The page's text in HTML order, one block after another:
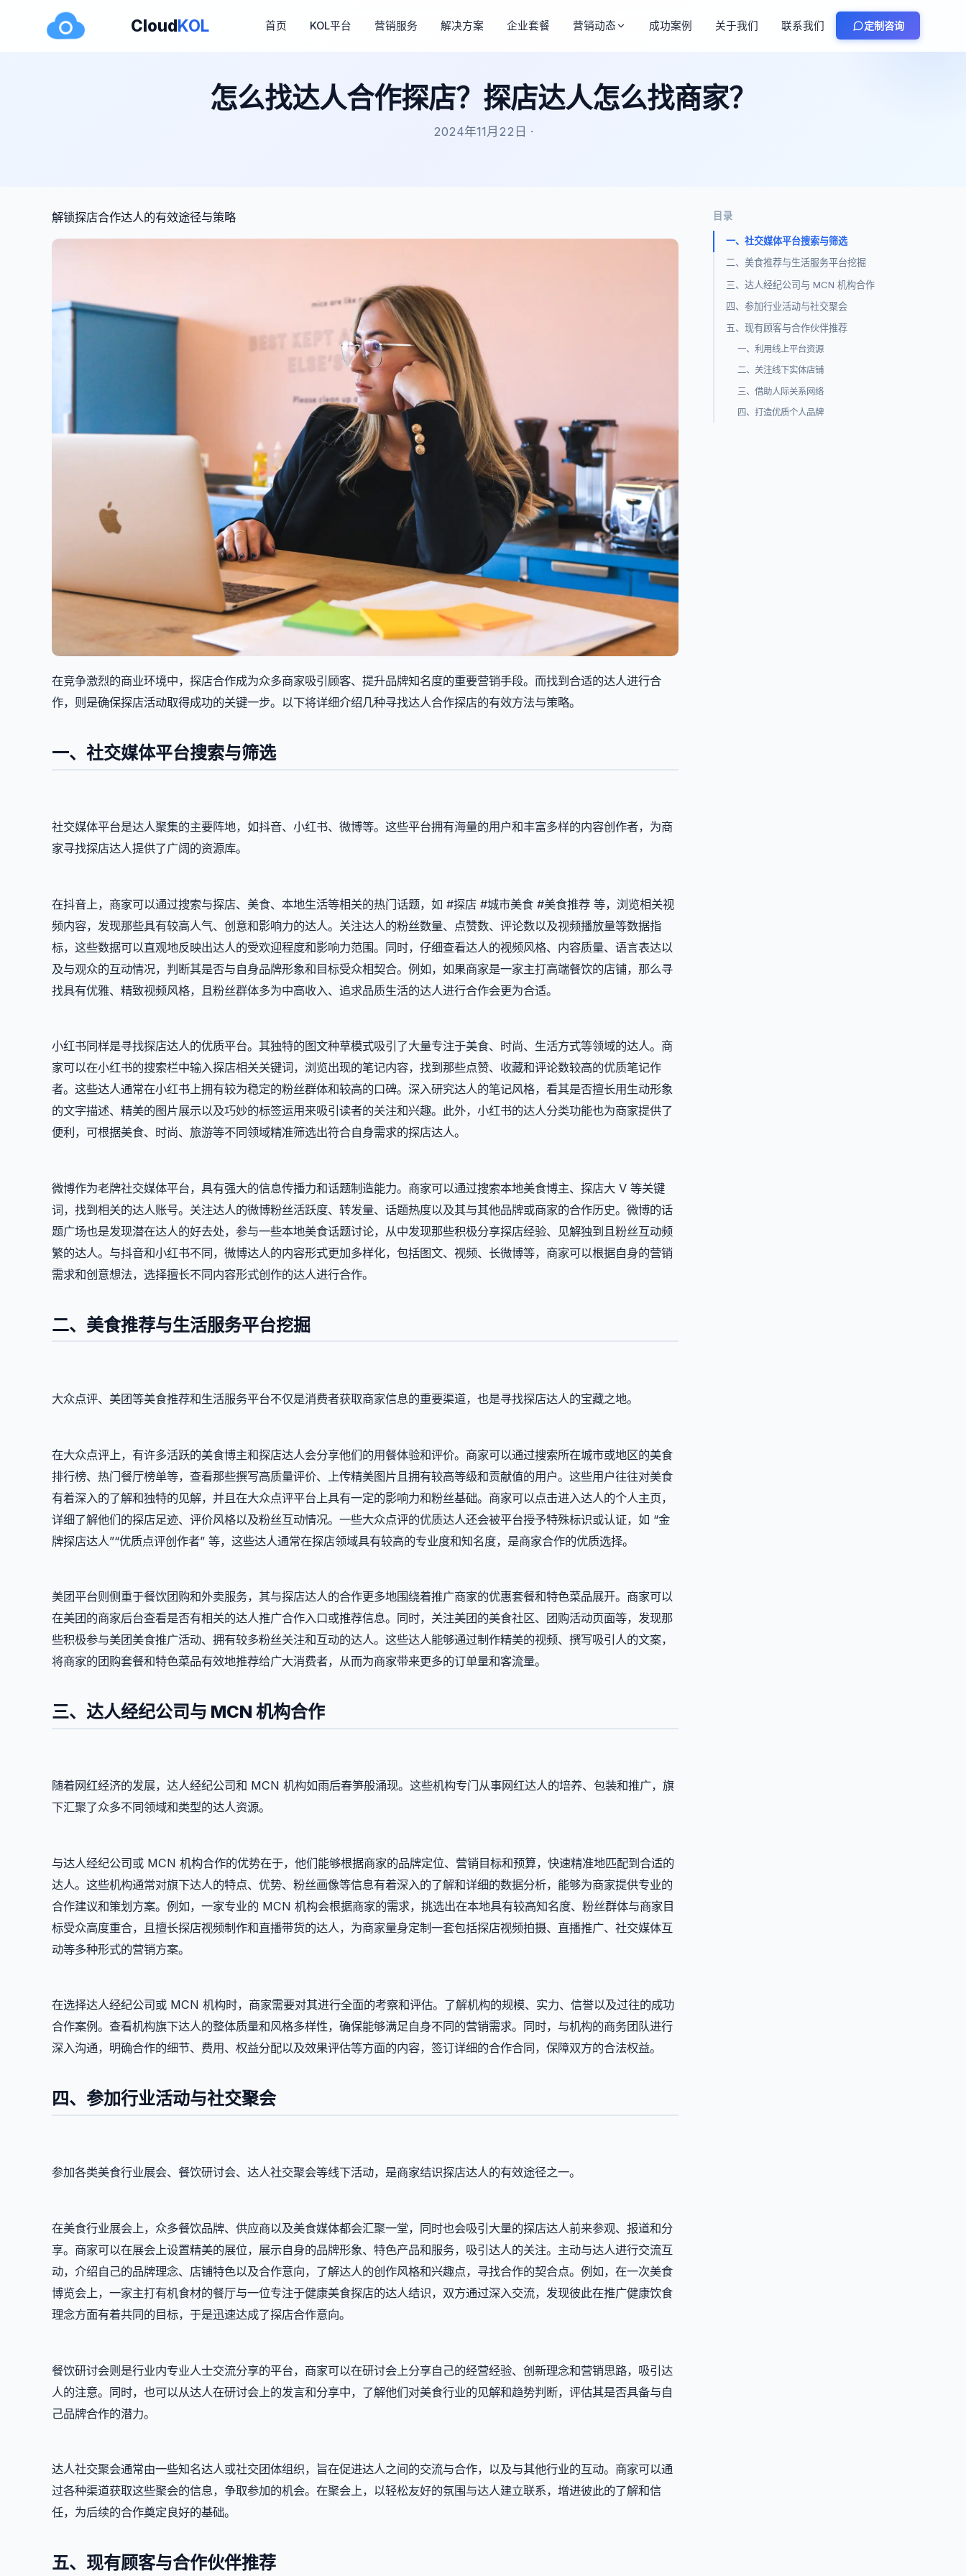
CloudKOL 首页 KOL平台 营销服务 解决方案 企业套餐 营销动态 成功案例 关于我们 联系我们 定制咨询
怎么找达人合作探店？探店达人怎么找商家？
2024年11月22日 ·
解锁探店合作达人的有效途径与策略
在竞争激烈的商业环境中，探店合作成为众多商家吸引顾客、提升品牌知名度的重要营销手段。而找到合适的达人进行合
作，则是确保探店活动取得成功的关键一步。以下将详细介绍几种寻找达人合作探店的有效方法与策略。
一、社交媒体平台搜索与筛选
社交媒体平台是达人聚集的主要阵地，如抖音、小红书、微博等。这些平台拥有海量的用户和丰富多样的内容创作者，为商
家寻找探店达人提供了广阔的资源库。
在抖音上，商家可以通过搜索与探店、美食、本地生活等相关的热门话题，如 #探店 #城市美食 #美食推荐 等，浏览相关视
频内容，发现那些具有较高人气、创意和影响力的达人。关注达人的粉丝数量、点赞数、评论数以及视频播放量等数据指
标，这些数据可以直观地反映出达人的受欢迎程度和影响力范围。同时，仔细查看达人的视频风格、内容质量、语言表达以
及与观众的互动情况，判断其是否与自身品牌形象和目标受众相契合。例如，如果商家是一家主打高端餐饮的店铺，那么寻
找具有优雅、精致视频风格，且粉丝群体多为中高收入、追求品质生活的达人进行合作会更为合适。
小红书同样是寻找探店达人的优质平台。其独特的图文种草模式吸引了大量专注于美食、时尚、生活方式等领域的达人。商
家可以在小红书的搜索栏中输入探店相关关键词，浏览出现的笔记内容，找到那些点赞、收藏和评论数较高的优质笔记作
者。这些达人通常在小红书上拥有较为稳定的粉丝群体和较高的口碑。深入研究达人的笔记风格，看其是否擅长用生动形象
的文字描述、精美的图片展示以及巧妙的标签运用来吸引读者的关注和兴趣。此外，小红书的达人分类功能也为商家提供了
便利，可根据美食、时尚、旅游等不同领域精准筛选出符合自身需求的探店达人。
微博作为老牌社交媒体平台，具有强大的信息传播力和话题制造能力。商家可以通过搜索本地美食博主、探店大 V 等关键
词，找到相关的达人账号。关注达人的微博粉丝活跃度、转发量、话题热度以及其与其他品牌或商家的合作历史。微博的话
题广场也是发现潜在达人的好去处，参与一些本地美食话题讨论，从中发现那些积极分享探店经验、见解独到且粉丝互动频
繁的达人。与抖音和小红书不同，微博达人的内容形式更加多样化，包括图文、视频、长微博等，商家可以根据自身的营销
需求和创意想法，选择擅长不同内容形式创作的达人进行合作。
二、美食推荐与生活服务平台挖掘
大众点评、美团等美食推荐和生活服务平台不仅是消费者获取商家信息的重要渠道，也是寻找探店达人的宝藏之地。
在大众点评上，有许多活跃的美食博主和探店达人会分享他们的用餐体验和评价。商家可以通过搜索所在城市或地区的美食
排行榜、热门餐厅榜单等，查看那些撰写高质量评价、上传精美图片且拥有较高等级和贡献值的用户。这些用户往往对美食
有着深入的了解和独特的见解，并且在大众点评平台上具有一定的影响力和粉丝基础。商家可以点击进入达人的个人主页，
详细了解他们的探店足迹、评价风格以及粉丝互动情况。一些大众点评的优质达人还会被平台授予特殊标识或认证，如 “金
牌探店达人”“优质点评创作者” 等，这些达人通常在探店领域具有较高的专业度和知名度，是商家合作的优质选择。
美团平台则侧重于餐饮团购和外卖服务，其与探店达人的合作更多地围绕着推广商家的优惠套餐和特色菜品展开。商家可以
在美团的商家后台查看是否有相关的达人推广合作入口或推荐信息。同时，关注美团的美食社区、团购活动页面等，发现那
些积极参与美团美食推广活动、拥有较多粉丝关注和互动的达人。这些达人能够通过制作精美的视频、撰写吸引人的文案，
将商家的团购套餐和特色菜品有效地推荐给广大消费者，从而为商家带来更多的订单量和客流量。
三、达人经纪公司与 MCN 机构合作
随着网红经济的发展，达人经纪公司和 MCN 机构如雨后春笋般涌现。这些机构专门从事网红达人的培养、包装和推广，旗
下汇聚了众多不同领域和类型的达人资源。
与达人经纪公司或 MCN 机构合作的优势在于，他们能够根据商家的品牌定位、营销目标和预算，快速精准地匹配到合适的
达人。这些机构通常对旗下达人的特点、优势、粉丝画像等信息有着深入的了解和详细的数据分析，能够为商家提供专业的
合作建议和策划方案。例如，一家专业的 MCN 机构会根据商家的需求，挑选出在本地具有较高知名度、粉丝群体与商家目
标受众高度重合，且擅长探店视频制作和直播带货的达人，为商家量身定制一套包括探店视频拍摄、直播推广、社交媒体互
动等多种形式的营销方案。
在选择达人经纪公司或 MCN 机构时，商家需要对其进行全面的考察和评估。了解机构的规模、实力、信誉以及过往的成功
合作案例。查看机构旗下达人的整体质量和风格多样性，确保能够满足自身不同的营销需求。同时，与机构的商务团队进行
深入沟通，明确合作的细节、费用、权益分配以及效果评估等方面的内容，签订详细的合作合同，保障双方的合法权益。
四、参加行业活动与社交聚会
参加各类美食行业展会、餐饮研讨会、达人社交聚会等线下活动，是商家结识探店达人的有效途径之一。
在美食行业展会上，众多餐饮品牌、供应商以及美食媒体都会汇聚一堂，同时也会吸引大量的探店达人前来参观、报道和分
享。商家可以在展会上设置精美的展位，展示自身的品牌形象、特色产品和服务，吸引达人的关注。主动与达人进行交流互
动，介绍自己的品牌理念、店铺特色以及合作意向，了解达人的创作风格和兴趣点，寻找合作的契合点。例如，在一次美食
博览会上，一家主打有机食材的餐厅与一位专注于健康美食探店的达人结识，双方通过深入交流，发现彼此在推广健康饮食
理念方面有着共同的目标，于是迅速达成了探店合作意向。
餐饮研讨会则是行业内专业人士交流分享的平台，商家可以在研讨会上分享自己的经营经验、创新理念和营销思路，吸引达
人的注意。同时，也可以从达人在研讨会上的发言和分享中，了解他们对美食行业的见解和趋势判断，评估其是否具备与自
己品牌合作的潜力。
达人社交聚会通常由一些知名达人或社交团体组织，旨在促进达人之间的交流与合作，以及与其他行业的互动。商家可以通
过各种渠道获取这些聚会的信息，争取参加的机会。在聚会上，以轻松友好的氛围与达人建立联系，增进彼此的了解和信
任，为后续的合作奠定良好的基础。
五、现有顾客与合作伙伴推荐
目录
一、社交媒体平台搜索与筛选
二、美食推荐与生活服务平台挖掘
三、达人经纪公司与 MCN 机构合作
四、参加行业活动与社交聚会
五、现有顾客与合作伙伴推荐
一、利用线上平台资源
二、关注线下实体店铺
三、借助人际关系网络
四、打造优质个人品牌